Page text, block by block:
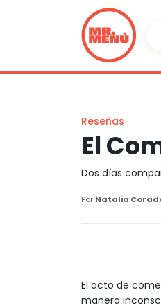
Reseñas
El
Dos días
Por Natalia
El acto de
manera